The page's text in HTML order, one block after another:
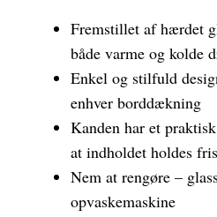
Fremstillet af hærdet
både varme og kolde
Enkel og stilfuld
enhver borddækning
Kanden har et
at indholdet holdes
Nem at rengøre –
opvaskemaskine